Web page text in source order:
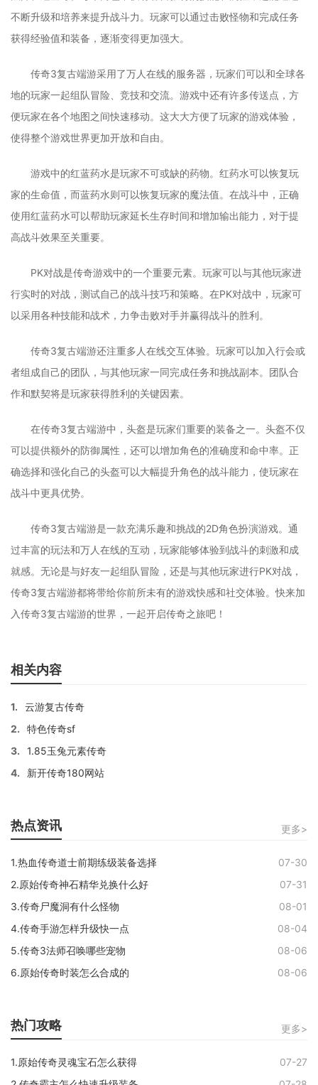
不断升级和培养来提升战斗力。玩家可以通过击败怪物和完成任务
获得经验值和装备，逐渐变得更加强大。
传奇3复古端游采用了万人在线的服务器，玩家们可以和全球各
地的玩家一起组队冒险、竞技和交流。游戏中还有许多传送点，方
便玩家在各个地图之间快速移动。这大大方便了玩家的游戏体验，
使得整个游戏世界更加开放和自由。
游戏中的红蓝药水是玩家不可或缺的药物。红药水可以恢复玩
家的生命值，而蓝药水则可以恢复玩家的魔法值。在战斗中，正确
使用红蓝药水可以帮助玩家延长生存时间和增加输出能力，对于提
高战斗效果至关重要。
PK对战是传奇游戏中的一个重要元素。玩家可以与其他玩家进
行实时的对战，测试自己的战斗技巧和策略。在PK对战中，玩家可
以采用各种技能和战术，力争击败对手并赢得战斗的胜利。
传奇3复古端游还注重多人在线交互体验。玩家可以加入行会或
者组成自己的团队，与其他玩家一同完成任务和挑战副本。团队合
作和默契将是玩家获得胜利的关键因素。
在传奇3复古端游中，头盔是玩家们重要的装备之一。头盔不仅
可以提供额外的防御属性，还可以增加角色的准确度和命中率。正
确选择和强化自己的头盔可以大幅提升角色的战斗能力，使玩家在
战斗中更具优势。
传奇3复古端游是一款充满乐趣和挑战的2D角色扮演游戏。通
过丰富的玩法和万人在线的互动，玩家能够体验到战斗的刺激和成
就感。无论是与好友一起组队冒险，还是与其他玩家进行PK对战，
传奇3复古端游都将带给你前所未有的游戏快感和社交体验。快来加
入传奇3复古端游的世界，一起开启传奇之旅吧！
相关内容
1.
云游复古传奇
2.
特色传奇sf
3.
1.85玉兔元素传奇
4.
新开传奇180网站
热点资讯 更多>
1.热血传奇道士前期练级装备选择
07-30
2.原始传奇神石精华兑换什么好
07-31
3.传奇尸魔洞有什么怪物
08-01
4.传奇手游怎样升级快一点
08-04
5.传奇3法师召唤哪些宠物
08-06
6.原始传奇时装怎么合成的
08-06
热门攻略 更多>
1.原始传奇灵魂宝石怎么获得
07-27